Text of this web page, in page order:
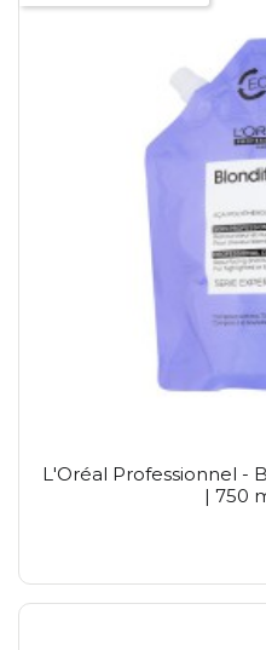
L'Oréal Professionnel -
| 750